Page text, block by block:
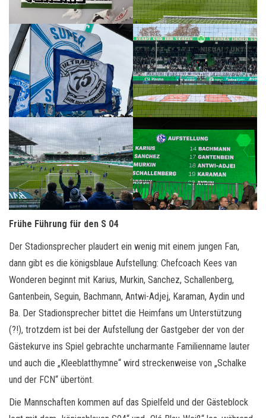
Frühe Führung für den S 04
Der Stadionsprecher plaudert ein wenig mit einem jungen Fan,
dann gibt es die königsblaue Aufstellung: Chefcoach Kees van
Wonderen beginnt mit Karius, Murkin, Sanchez, Schallenberg,
Gantenbein, Seguin, Bachmann, Antwi-Adjej, Karaman, Aydin und
Ba. Der Stadionsprecher bittet die Heimfans um Unterstützung
(?!), trotzdem ist bei der Aufstellung der Gastgeber der von der
Gästekurve ins Spiel gebrachte uncharmante Familienname lauter
und auch die „Kleeblatthymne“ wird streckenweise von „Schalke
und der FCN“ übertönt.
Die Mannschaften kommen auf das Spielfeld und der Gästeblock